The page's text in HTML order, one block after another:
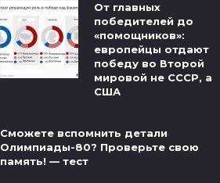
От главных
победителей до
«помощников»:
европейцы отдают
победу во Второй
мировой не СССР, а
США
Сможете вспомнить детали
Олимпиады-80? Проверьте свою
память! — тест